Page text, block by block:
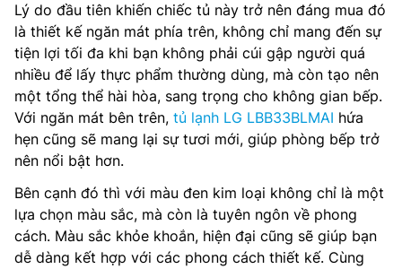
Lý do đầu tiên khiến chiếc tủ này trở nên đáng mua đó
là thiết kế ngăn mát phía trên, không chỉ mang đến sự
tiện lợi tối đa khi bạn không phải cúi gập người quá
nhiều để lấy thực phẩm thường dùng, mà còn tạo nên
một tổng thể hài hòa, sang trọng cho không gian bếp.
Với ngăn mát bên trên, tủ lạnh LG LBB33BLMAI hứa
hẹn cũng sẽ mang lại sự tươi mới, giúp phòng bếp trở
nên nổi bật hơn.
Bên cạnh đó thì với màu đen kim loại không chỉ là một
lựa chọn màu sắc, mà còn là tuyên ngôn về phong
cách. Màu sắc khỏe khoắn, hiện đại cũng sẽ giúp bạn
dễ dàng kết hợp với các phong cách thiết kế. Cùng